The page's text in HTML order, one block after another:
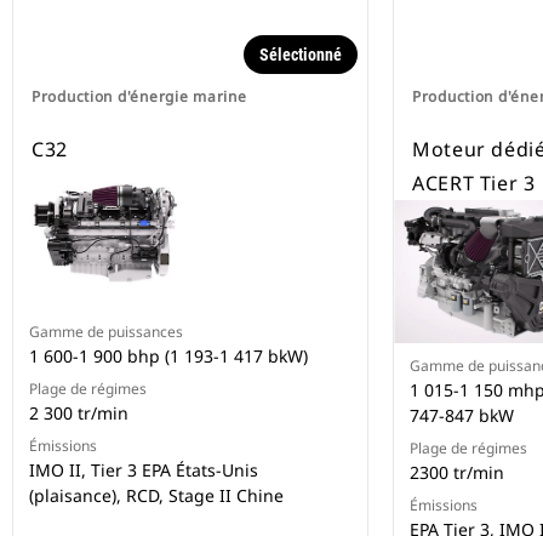
Production d'énergie marine
Sélectionné
C32
Gamme de puissances
1 600-1 900 bhp (1 193-1 417 bkW)
Plage de régimes
2 300 tr/min
Émissions
IMO II, Tier 3 EPA États-Unis
(plaisance), RCD, Stage II Chine
Production
Moteur
ACERT Tier 3
Gamme de
1 015-1 150
747-847 bkW
Plage de régimes
2300 tr/min
Émissions
EPA Tier 3, IMO